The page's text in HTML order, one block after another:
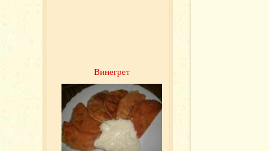
Винегрет